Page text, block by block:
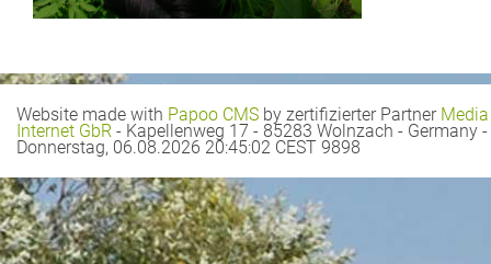
Website made with Papoo CMS by zertifizierter Partner Media
Internet GbR - Kapellenweg 17 - 85283 Wolnzach - Germany -
Donnerstag, 06.08.2026 20:45:02 CEST 9898